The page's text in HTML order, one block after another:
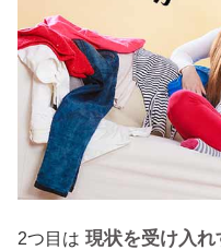
2つ目は 現状を受け入れ